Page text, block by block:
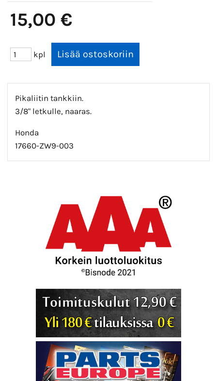
15,00 €
kpl
Pikaliitin tankkiin.
3/8" letkulle, naaras.
Honda
17660-ZW9-003